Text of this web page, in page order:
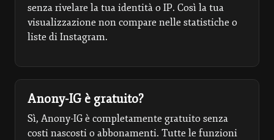
senza rivelare la tua identità o IP. Così la tua
visualizzazione non compare nelle statistiche o
liste di Instagram.
Anony-IG è gratuito?
Sì, Anony-IG è completamente gratuito senza
costi nascosti o abbonamenti. Tutte le funzioni